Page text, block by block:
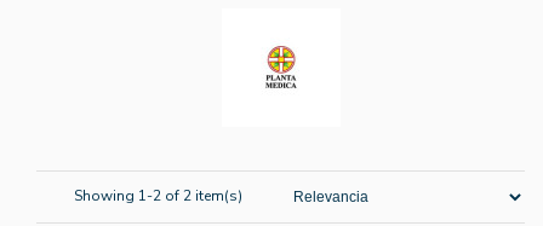
Showing 1-2 of 2 item(s)